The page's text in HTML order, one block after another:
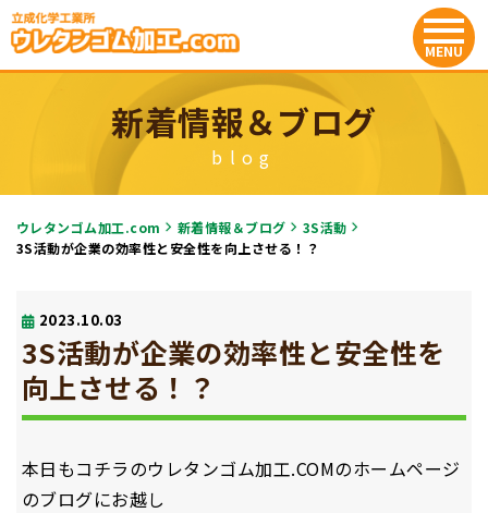
新着情報＆ブログ
blog
ウレタンゴム加工.com 新着情報＆ブログ
3S活動
3S活動が企業の効率性と安全性を向上させる！？
2023.10.03
3S活動が企業の効率性と安全性を
向上させる！？
本日もコチラのウレタンゴム加工.COMのホームページ
のブログにお越し